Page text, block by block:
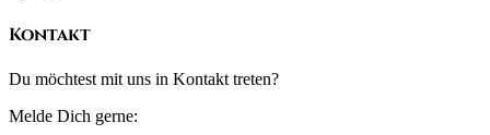
Kontakt
Du möchtest mit uns in Kontakt treten?
Melde Dich gerne: